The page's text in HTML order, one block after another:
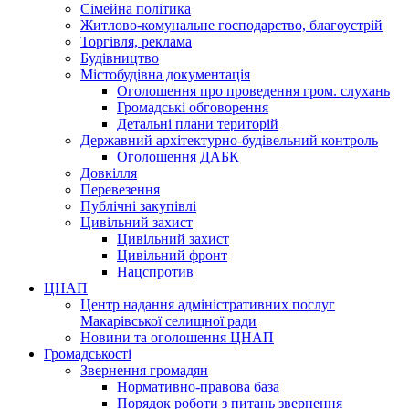
Сімейна політика
Житлово-комунальне господарство, благоустрій
Торгівля, реклама
Будівництво
Містобудівна документація
Оголошення про проведення гром. слухань
Громадські обговорення
Детальні плани територій
Державний архітектурно-будівельний контроль
Оголошення ДАБК
Довкілля
Перевезення
Публічні закупівлі
Цивільний захист
Цивільний захист
Цивільний фронт
Нацспротив
ЦНАП
Центр надання адміністративних послуг
Макарівської селищної ради
Новини та оголошення ЦНАП
Громадськості
Звернення громадян
Нормативно-правова база
Порядок роботи з питань звернення